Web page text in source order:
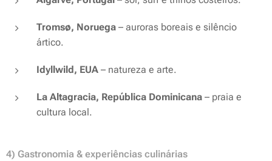
Tromsø, Noruega – auroras boreais e silêncio
ártico.
Idyllwild, EUA – natureza e arte.
La Altagracia, República Dominicana – praia e
cultura local.
4) Gastronomia & experiências culinárias